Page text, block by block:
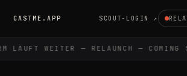
CASTME.APP SCOUT-LOGIN ↗
LÄUFT WEITER — RELAUNCH — COMING